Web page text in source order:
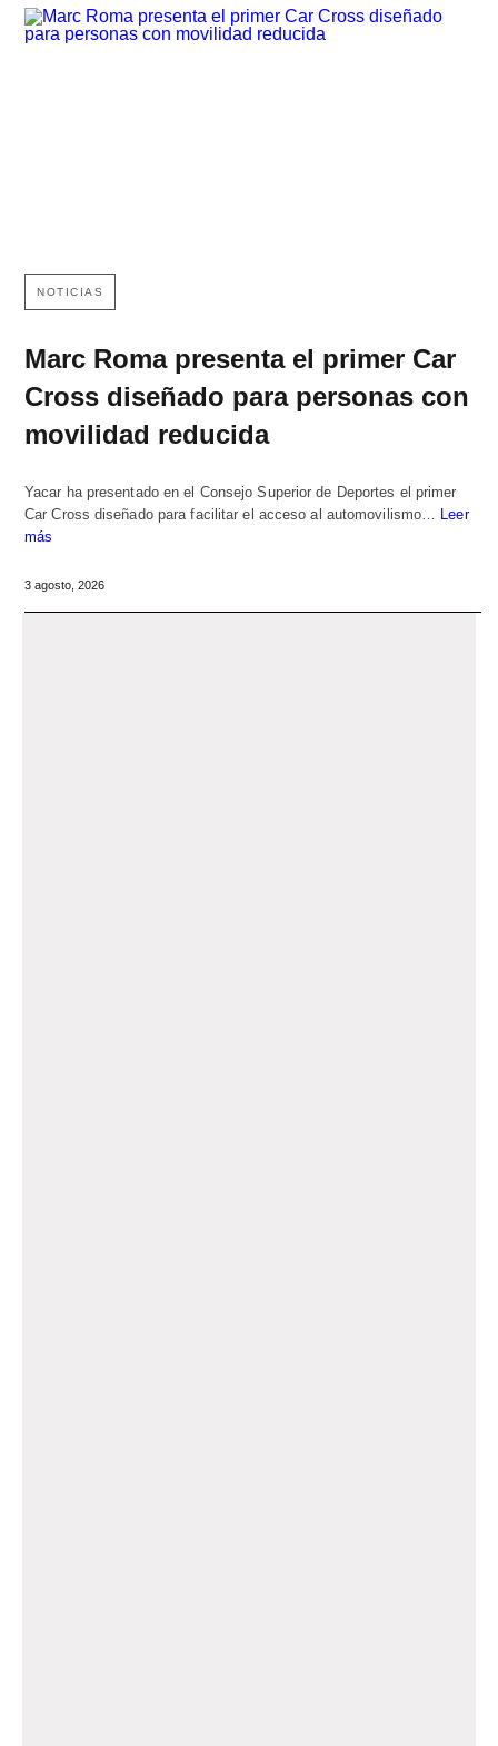
NOTICIAS
Marc Roma presenta el primer Car
Cross diseñado para personas con
movilidad reducida
Yacar ha presentado en el Consejo Superior de Deportes el primer
Car Cross diseñado para facilitar el acceso al automovilismo… Leer
más
3 agosto, 2026